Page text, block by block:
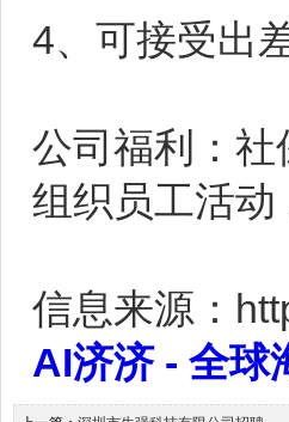
4、可接受出
公司福利：
组织员工活
信息来源：
AI济济 - 全